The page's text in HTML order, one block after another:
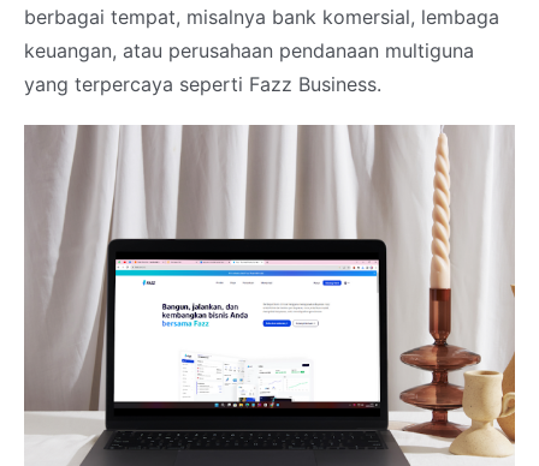
berbagai tempat, misalnya bank komersial, lembaga
keuangan, atau perusahaan pendanaan multiguna
yang terpercaya seperti Fazz Business.